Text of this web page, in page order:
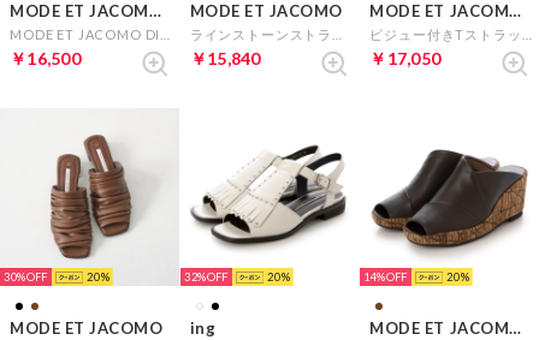
MODE ET JACOMO D'ICI
￥16,500
MODE ET JACOMO
￥15,840
MODE ET JACOMO D'ICI
￥17,050
30% 20
MODE ET JACOMO
32% 20
ing
14% 20
MODE ET JACOMO D'ICI